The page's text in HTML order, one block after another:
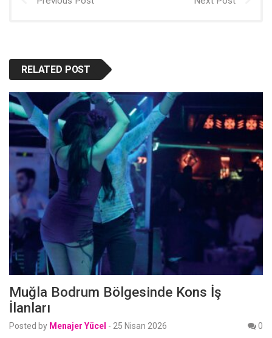
RELATED POST
Muğla Bodrum Bölgesinde Kons İş
İlanları
Posted by Menajer Yücel - 25 Nisan 2026
0